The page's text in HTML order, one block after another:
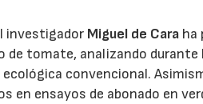
investigador Miguel de Cara ha
tomate, analizando durante
convencional.
en ensayos de abonado en